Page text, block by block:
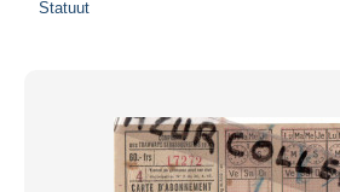
Statuut